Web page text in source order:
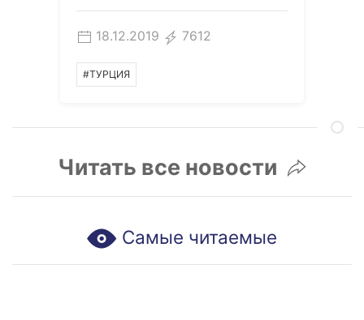
18.12.2019 7612
#ТУРЦИЯ
Читать все новости
Самые читаемые